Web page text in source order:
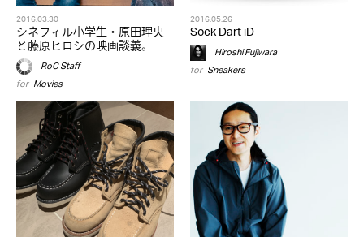
2016.03.30
シネフィル小学生・原田理央
と藤原ヒロシの映画談義。
RoC Staff
for Movies
2016.05.26
Sock Dart iD
Hiroshi Fujiwara
for Sneakers